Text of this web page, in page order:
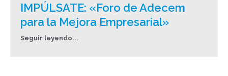
IMPÚLSATE: «Foro de Adecem
para la Mejora Empresarial»
Seguir leyendo...